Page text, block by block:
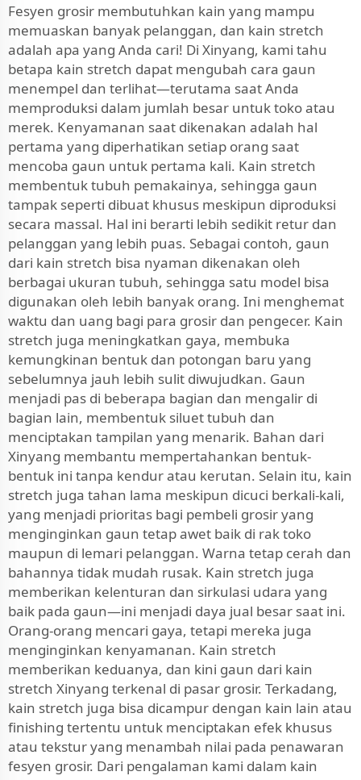
Fesyen grosir membutuhkan kain yang mampu
memuaskan banyak pelanggan, dan kain stretch
adalah apa yang Anda cari! Di Xinyang, kami tahu
betapa kain stretch dapat mengubah cara gaun
menempel dan terlihat—terutama saat Anda
memproduksi dalam jumlah besar untuk toko atau
merek. Kenyamanan saat dikenakan adalah hal
pertama yang diperhatikan setiap orang saat
mencoba gaun untuk pertama kali. Kain stretch
membentuk tubuh pemakainya, sehingga gaun
tampak seperti dibuat khusus meskipun diproduksi
secara massal. Hal ini berarti lebih sedikit retur dan
pelanggan yang lebih puas. Sebagai contoh, gaun
dari kain stretch bisa nyaman dikenakan oleh
berbagai ukuran tubuh, sehingga satu model bisa
digunakan oleh lebih banyak orang. Ini menghemat
waktu dan uang bagi para grosir dan pengecer. Kain
stretch juga meningkatkan gaya, membuka
kemungkinan bentuk dan potongan baru yang
sebelumnya jauh lebih sulit diwujudkan. Gaun
menjadi pas di beberapa bagian dan mengalir di
bagian lain, membentuk siluet tubuh dan
menciptakan tampilan yang menarik. Bahan dari
Xinyang membantu mempertahankan bentuk-
bentuk ini tanpa kendur atau kerutan. Selain itu, kain
stretch juga tahan lama meskipun dicuci berkali-kali,
yang menjadi prioritas bagi pembeli grosir yang
menginginkan gaun tetap awet baik di rak toko
maupun di lemari pelanggan. Warna tetap cerah dan
bahannya tidak mudah rusak. Kain stretch juga
memberikan kelenturan dan sirkulasi udara yang
baik pada gaun—ini menjadi daya jual besar saat ini.
Orang-orang mencari gaya, tetapi mereka juga
menginginkan kenyamanan. Kain stretch
memberikan keduanya, dan kini gaun dari kain
stretch Xinyang terkenal di pasar grosir. Terkadang,
kain stretch juga bisa dicampur dengan kain lain atau
finishing tertentu untuk menciptakan efek khusus
atau tekstur yang menambah nilai pada penawaran
fesyen grosir. Dari pengalaman kami dalam kain